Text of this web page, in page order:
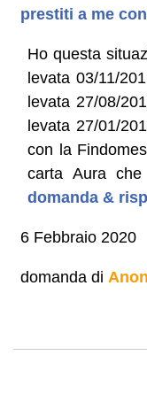
prestiti a me
Ho questa
levata 03/11/
levata 27/08/
levata 27/01/
con la
carta Aura che
domanda &
6 Febbraio 2020
domanda di